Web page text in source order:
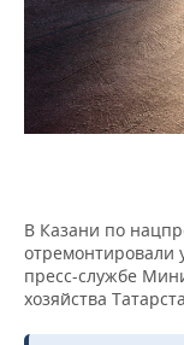
НЕФТЕХИМИЯ
НЕФТЬ
ОПК
РОЗНИЧНАЯ
ТРАНСПОРТ
НОВОСТИ
IT
МЕРОПРИЯТИЯ
НОВОСТИ
ONLINE-
СПОРТ
ХОККЕЙ
ВЛАСТЬ
СЮЖЕТЫ
В Казани по
отремонтировали
пресс-службе
хозяйства